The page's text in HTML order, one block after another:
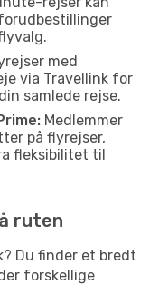
med
via Travellink for
samlede rejse.
Medlemmer
på flyrejser,
fleksibilitet til
ruten
Du finder et bredt
forskellige